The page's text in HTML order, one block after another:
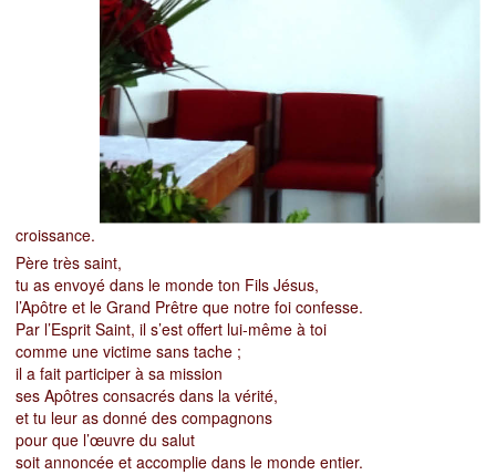
croissance.
Père très saint,
tu as envoyé dans le monde ton Fils Jésus,
l’Apôtre et le Grand Prêtre que notre foi confesse.
Par l’Esprit Saint, il s’est offert lui-même à toi
comme une victime sans tache ;
il a fait participer à sa mission
ses Apôtres consacrés dans la vérité,
et tu leur as donné des compagnons
pour que l’œuvre du salut
soit annoncée et accomplie dans le monde entier.